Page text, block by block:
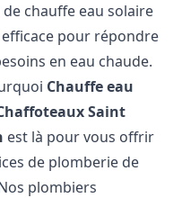
chauffe eau solaire
pour répondre
en eau chaude.
Chauffe eau
Saint
est là pour vous offrir
de plomberie de
plombiers